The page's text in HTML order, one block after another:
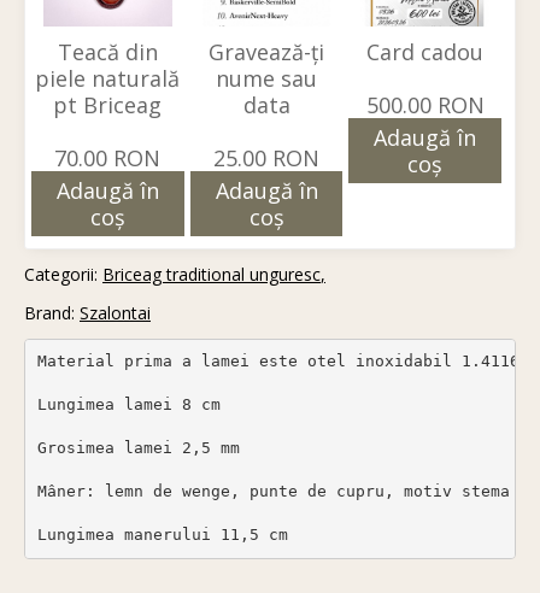
Teacă din
piele naturală
pt Briceag
70.00 RON
Adaugă în
coş
Gravează-ți
nume sau
data
25.00 RON
Adaugă în
coş
Card cadou
500.00 RON
Adaugă în
coş
Categorii: Briceag traditional unguresc
Brand: Szalontai
Material prima a lamei este otel inoxidabil
Lungimea lamei 8 cm
Grosimea lamei 2,5 mm
Mâner: lemn de wenge, punte de cupru, motiv stema
Lungimea manerului 11,5 cm